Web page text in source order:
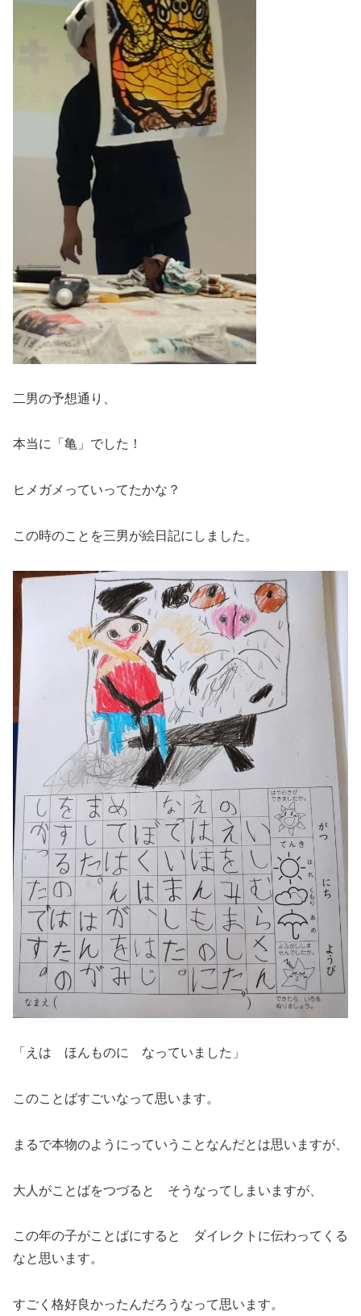
二男の予想通り、
本当に「亀」でした！
ヒメガメっていってたかな？
この時のことを三男が絵日記にしました。
「えは ほんものに なっていました」
このことばすごいなって思います。
まるで本物のようにっていうことなんだとは思いますが、
大人がことばをつづると そうなってしまいますが、
この年の子がことばにすると ダイレクトに伝わってくる
なと思います。
すごく格好良かったんだろうなって思います。